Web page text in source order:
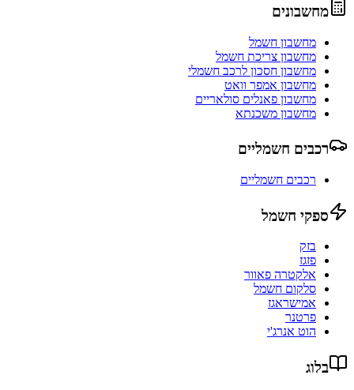
מחשבונים
מחשבון חשמל
מחשבון צריכת חשמל
מחשבון חסכון לרכב חשמלי
מחשבון אמפר וואט
מחשבון פאנלים סולאריים
מחשבון משכנתא
רכבים חשמליים
רכבים חשמליים
ספקי חשמל
בזק
פזגז
אלקטרה פאוור
סלקום חשמל
אמישראגז
פרטנר
הוט אנרג'י
בלוג